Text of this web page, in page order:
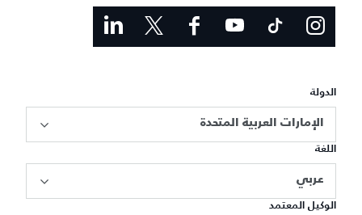
الدولة
الإمارات العربية المتحدة
اللغة
عربي
الوكيل المعتمد